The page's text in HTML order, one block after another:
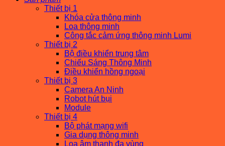
Thiết bị 1
Khóa cửa thông minh
Loa thông minh
Công tắc cảm ứng thông minh Lumi
Thiết bị 2
Bộ điều khiển trung tâm
Chiếu Sáng Thông Minh
Điều khiển hồng ngoại
Thiết bị 3
Camera An Ninh
Robot hút bụi
Module
Thiết bị 4
Bộ phát mạng wifi
Gia dụng thông minh
Loa âm thanh đa vùng